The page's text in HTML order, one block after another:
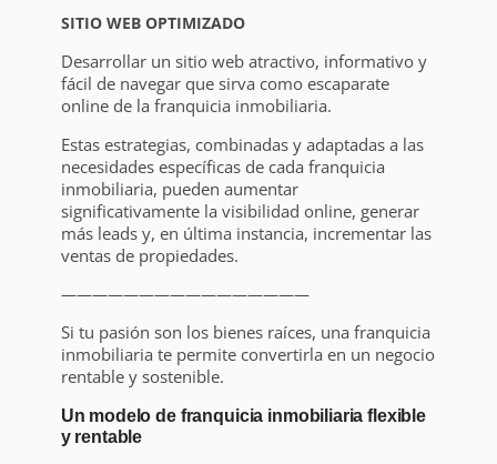
SITIO WEB OPTIMIZADO
Desarrollar un sitio web atractivo, informativo y
fácil de navegar que sirva como escaparate
online de la franquicia inmobiliaria.
Estas estrategias, combinadas y adaptadas a las
necesidades específicas de cada franquicia
inmobiliaria, pueden aumentar
significativamente la visibilidad online, generar
más leads y, en última instancia, incrementar las
ventas de propiedades.
————————————————
Si tu pasión son los bienes raíces, una franquicia
inmobiliaria te permite convertirla en un negocio
rentable y sostenible.
Un modelo de franquicia inmobiliaria flexible
y rentable